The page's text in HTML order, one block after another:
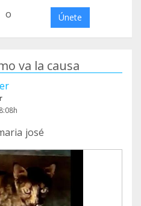
o Únete
va la causa
josé